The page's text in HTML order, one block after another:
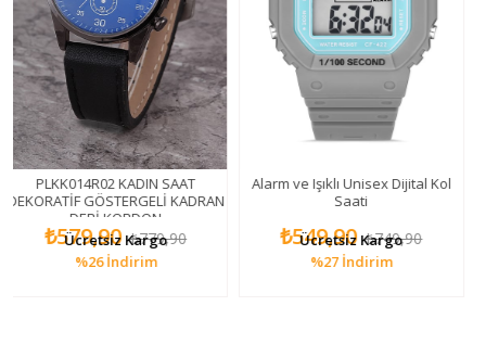
KADIN SAAT
GÖSTERGELİ KADRAN
DERİ KORDON
₺779,90
İndirim
Kargo
Alarm ve Işıklı Unisex Dijital Kol
₺549,90 ₺749,90
İndirim
Ücretsiz Kargo